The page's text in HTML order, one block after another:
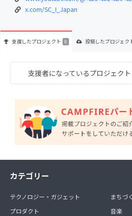
x.com/SC_I_Japan
支援したプロジェクト 0 投稿したプロジェク
支援者になっているプロジェクト
カテゴリー
テクノロジー・ガジェット
プロダクト
まちづ
音楽